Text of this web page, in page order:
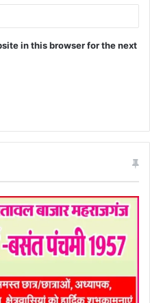
in this browser for the next